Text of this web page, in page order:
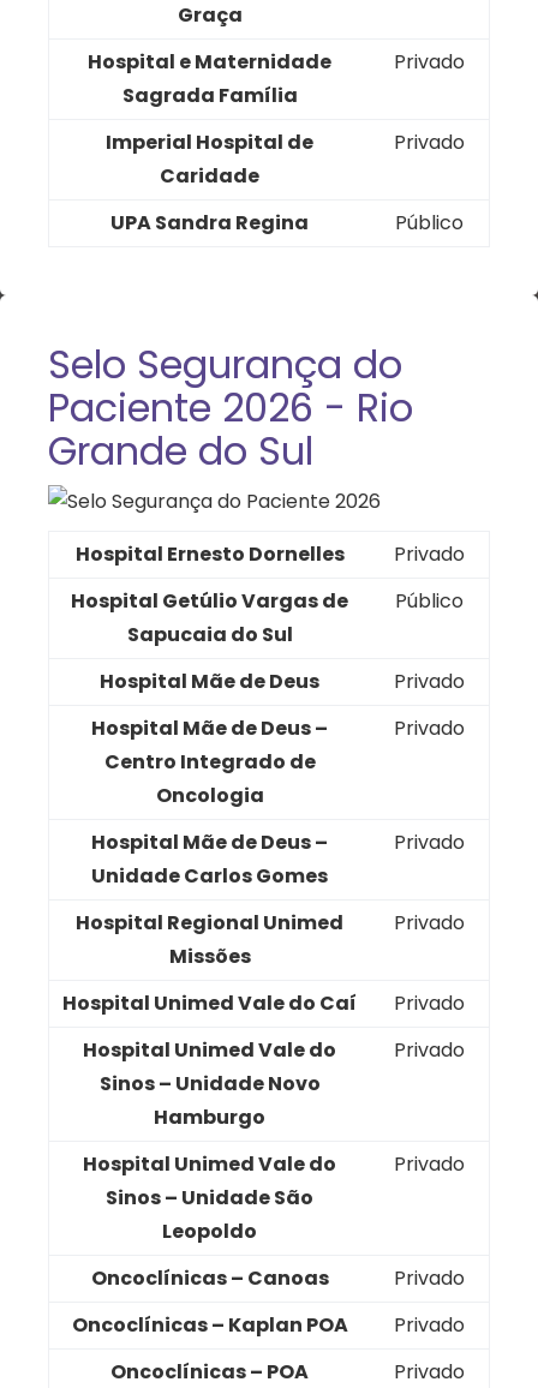
Graça
Hospital e Maternidade
Sagrada Família
Privado
Imperial Hospital de
Caridade
Privado
UPA Sandra Regina Público
Selo Segurança do
Paciente 2026 - Rio
Grande do Sul
Hospital Ernesto Dornelles
Privado
Hospital Getúlio Vargas de
Sapucaia do Sul
Público
Hospital Mãe de Deus
Privado
Hospital Mãe de Deus –
Centro Integrado de
Oncologia
Privado
Hospital Mãe de Deus –
Unidade Carlos Gomes
Privado
Hospital Regional Unimed
Missões
Privado
Hospital Unimed Vale do Caí
Privado
Hospital Unimed Vale do
Sinos – Unidade Novo
Hamburgo
Privado
Hospital Unimed Vale do
Sinos – Unidade São
Leopoldo
Privado
Oncoclínicas – Canoas
Privado
Oncoclínicas – Kaplan POA
Privado
Oncoclínicas – POA
Privado